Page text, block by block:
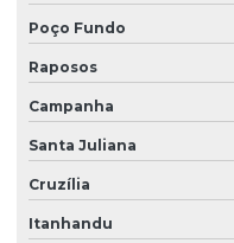
Poço Fundo
Raposos
Campanha
Santa Juliana
Cruzília
Itanhandu